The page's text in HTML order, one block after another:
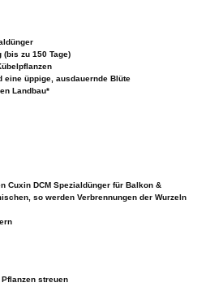
(bis zu 150 Tage)
eine üppige, ausdauernde Blüte
Landbau*
Cuxin DCM Spezialdünger für Balkon &
so werden Verbrennungen der Wurzeln
streuen